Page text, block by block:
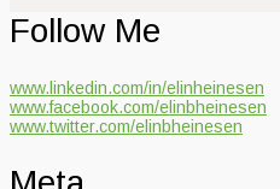
Follow Me
www.linkedin.com/in/elinheinesen
www.facebook.com/elinbheinesen
www.twitter.com/elinbheinesen